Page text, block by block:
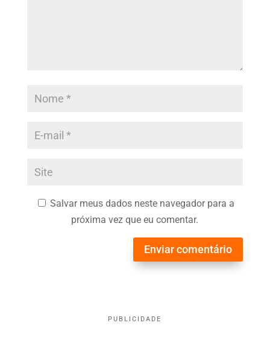
Salvar meus dados neste navegador para a
próxima vez que eu comentar.
Enviar comentário
PUBLICIDADE